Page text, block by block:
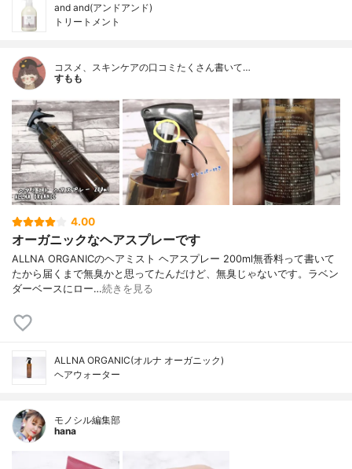
and and(アンドアンド)
トリートメント
コスメ、スキンケアの口コミたくさん書いて…
すもも
4.00
オーガニックなヘアスプレーです
ALLNA ORGANICのヘアミスト ヘアスプレー 200ml無香料って書いて
たから届くまで無臭かと思ってたんだけど、無臭じゃないです。ラベン
ダーベースにロー…続きを見る
ALLNA ORGANIC(オルナ オーガニック)
ヘアウォーター
モノシル編集部
hana